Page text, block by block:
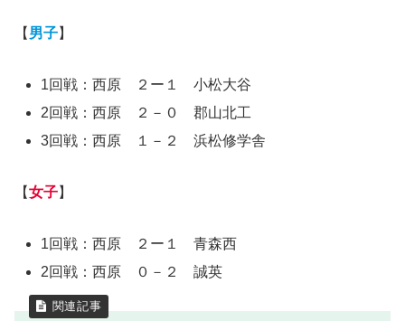
【 男子】
1回戦：西原 ２ー１ 小松大谷
2回戦：西原 ２－０ 郡山北工
3回戦：西原 １－２ 浜松修学舎
【女子】
1回戦：西原 ２ー１ 青森西
2回戦：西原 ０－２ 誠英